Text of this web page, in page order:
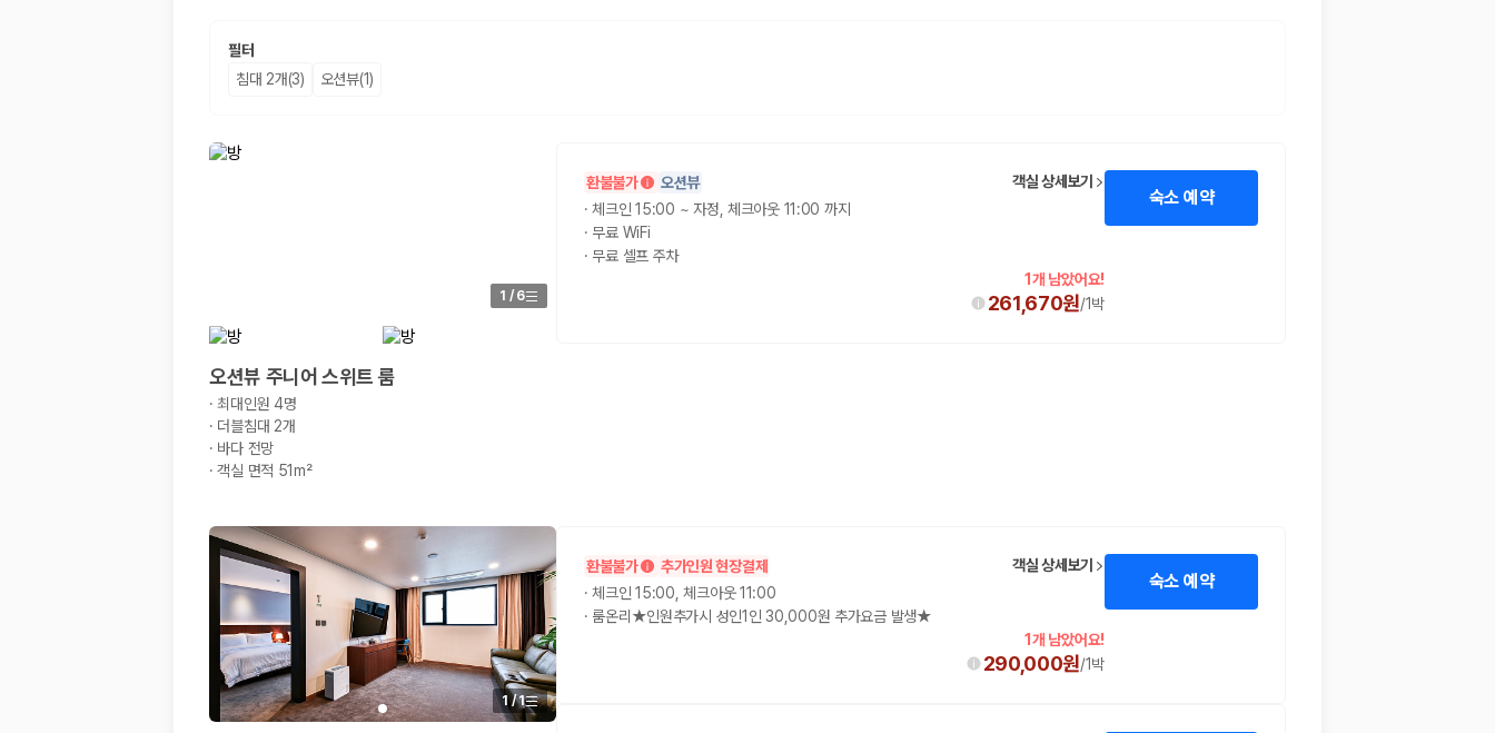
제주 렌트카는 차량 인수 위치와 셔틀 편의성에 따라 실제 이용 만족도가 달라집니다. 공항에서 렌트카 사무실까지의 이동 조건을 가격과 함께 비교하는 것이 좋습니다.
혼자 또는 2인 여행에 적합하며 제주 렌트카 최저가를 찾는 사용자가 가장 먼저 비교하는 차종입니다.
가족 여행, 짐이 많은 여행, 장거리 이동에 적합하며 보험 조건과 차량 연식을 함께 비교하는 것이 좋습니다.
단체 여행이나 4인 이상 가족 여행에 적합하며 인원수, 짐 공간, 보험 조건을 함께 확인해야 합니다.
제주렌트카 보험까지 비교해야 진짜 가격비교입니다
동일한 차량이라도 보험 조건에 따라 실제 부담 금액이 달라질 수 있습니다. 카모아는 제주 렌트카 가격뿐 아니라 일반자차, 완전자차, 슈퍼자차 조건을 함께 확인할 수 있도록 돕습니다.
사고 발생 시 일정 금액의 면책금이 발생할 수 있습니다.
보상 한도 내에서 면책금 부담이 줄어드는 보험 조건입니다.
2000만 고객이 선택한 렌트카 가격비교 플랫폼
카모아는 제주렌트카부터 국내·해외 렌트카까지 비교할 수 있는 렌트카 가격비교 플랫폼입니다.
필터
침대 2개(3)
오션뷰(1)
1 / 6
오션뷰 주니어 스위트 룸
·최대인원 4명
· 더블침대 2개
· 바다 전망
·객실 면적 51m²
환불불가 오션뷰
객실 상세보기
·체크인 15:00 ~ 자정, 체크아웃 11:00 까지
· 무료 WiFi
· 무료 셀프 주차
1개 남았어요!
261,670원/1박
숙소 예약
1/1
환불불가 추가인원 현장결제
객실 상세보기
·체크인 15:00, 체크아웃 11:00
· 룸온리★인원추가시 성인1인 30,000원 추가요금 발생★
1개 남았어요!
290,000원/1박
숙소 예약